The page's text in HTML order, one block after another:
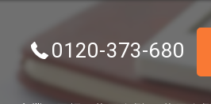
0120-373-680